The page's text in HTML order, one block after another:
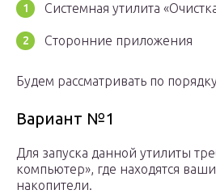
Системная утилита
Сторонние приложения
Будем рассматривать по
Вариант №1
Для запуска данной утилиты
компьютер», где находятся
накопители.